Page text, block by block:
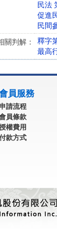
民法
促進
民間
關判解：
釋字
最高
員服務
請流程
員條款
權費用
款方式